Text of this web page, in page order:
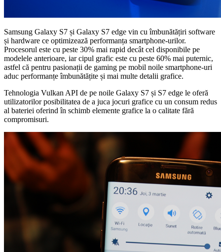
Samsung Galaxy S7 și Galaxy S7 edge vin cu îmbunătățiri software
și hardware ce optimizează performanța smartphone-urilor.
Procesorul este cu peste 30% mai rapid decât cel disponibile pe
modelele anterioare, iar cipul grafic este cu peste 60% mai puternic,
astfel că pentru pasionații de gaming pe mobil noile smartphone-uri
aduc performanțe îmbunătățite și mai multe detalii grafice.
Tehnologia Vulkan API de pe noile Galaxy S7 și S7 edge le oferă
utilizatorilor posibilitatea de a juca jocuri grafice cu un consum redus
al bateriei oferind în schimb elemente grafice la o calitate fără
compromisuri.